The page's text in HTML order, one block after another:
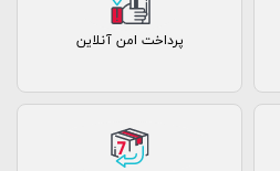
پرداخت امن آنلاین